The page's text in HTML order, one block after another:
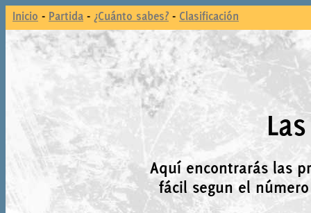
Inicio - Partida - ¿Cuánto sabes? - Clasificación
Aquí encontrarás las
fácil segun el